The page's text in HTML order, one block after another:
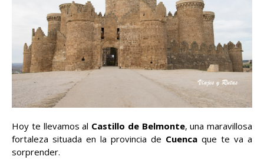
Hoy te llevamos al Castillo de Belmonte, una maravillosa
fortaleza situada en la provincia de Cuenca que te va a
sorprender.